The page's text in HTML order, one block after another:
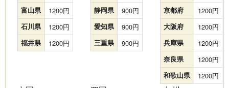
富山県 1200
石川県 1200
福井県 1200
静岡県 900
愛知県 900
三重県 900
京都府 1200
大阪府 1200
兵庫県 1200
奈良県 1200
和歌山県 1200